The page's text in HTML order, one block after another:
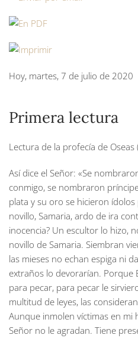
Hoy, martes, 7 de julio de 2020
Primera lectura
Lectura de la profecía de Oseas
Así dice el Señor: «Se
conmigo, se nombraron
plata y su oro se hicieron
novillo, Samaria, ardo de ira
inocencia? Un escultor lo hizo,
novillo de Samaria. Siembran
las mieses no echan espiga ni
extraños lo devorarían. Porque
para pecar, para pecar le
multitud de leyes, las
Aunque inmolen víctimas en mi
Señor no le agradan. Tiene